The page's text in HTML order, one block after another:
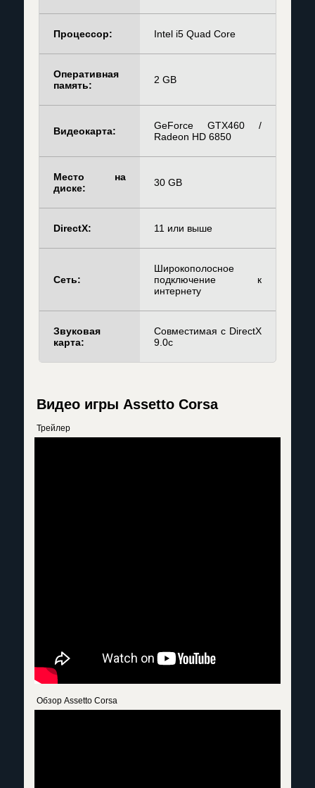
Процессор: Intel i5 Quad Core
Оперативная
память:
2 GB
Видеокарта:
GeForce GTX460 /
Radeon HD 6850
Место на
диске:
30 GB
DirectX: 11 или выше
Сеть:
Широкополосное
подключение к
интернету
Звуковая
карта:
Совместимая с DirectX
9.0c
Видео игры Assetto Corsa
Трейлер
Обзор Assetto Corsa